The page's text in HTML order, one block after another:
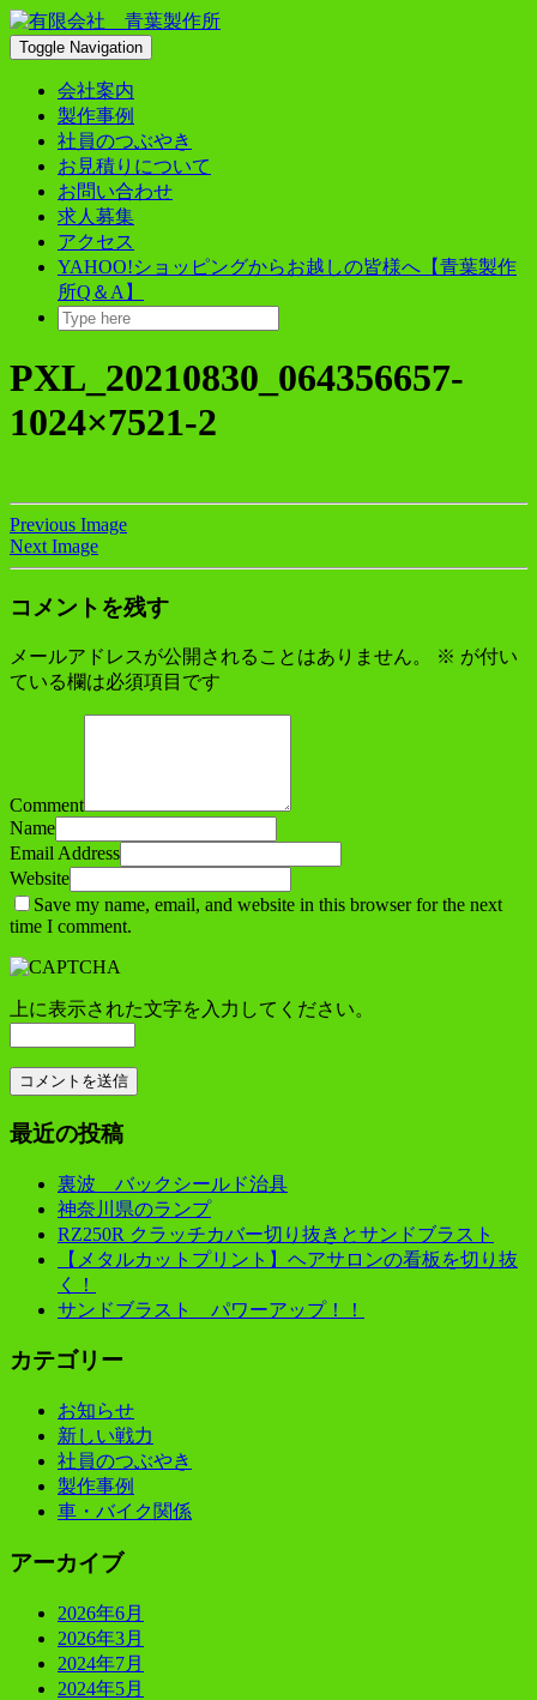
Skip
to
content
Toggle Navigation
会社案内
製作事例
社員のつぶやき
お見積りについて
お問い合わせ
求人募集
アクセス
YAHOO!ショッピングからお越しの皆様へ【青葉製作
所Q＆A】
PXL_20210830_064356657-
1024×7521-2
Previous Image
Next Image
コメントを残す
メールアドレスが公開されることはありません。 ※ が付い
ている欄は必須項目です
Comment
Name
Email Address
Website
Save my name, email, and website in this browser for the next
time I comment.
上に表示された文字を入力してください。
最近の投稿
裏波 バックシールド治具
神奈川県のランプ
RZ250R クラッチカバー切り抜きとサンドブラスト
【メタルカットプリント】ヘアサロンの看板を切り抜
く！
サンドブラスト パワーアップ！！
カテゴリー
お知らせ
新しい戦力
社員のつぶやき
製作事例
車・バイク関係
アーカイブ
2026年6月
2026年3月
2024年7月
2024年5月